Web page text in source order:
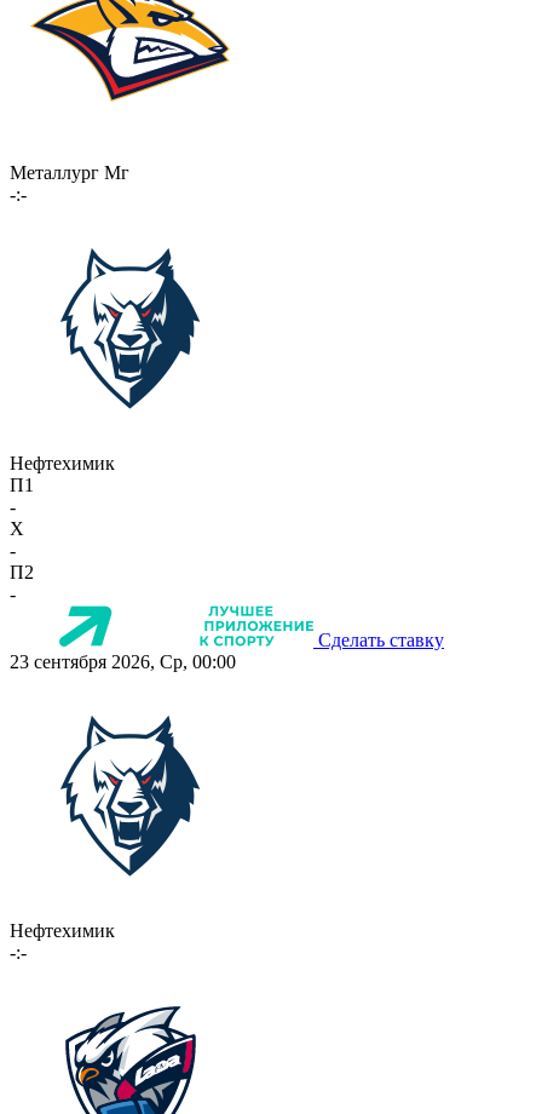
Металлург Мг
-:-
Нефтехимик
П1
-
X
-
П2
-
Сделать ставку
23 сентября 2026, Ср, 00:00
Нефтехимик
-:-